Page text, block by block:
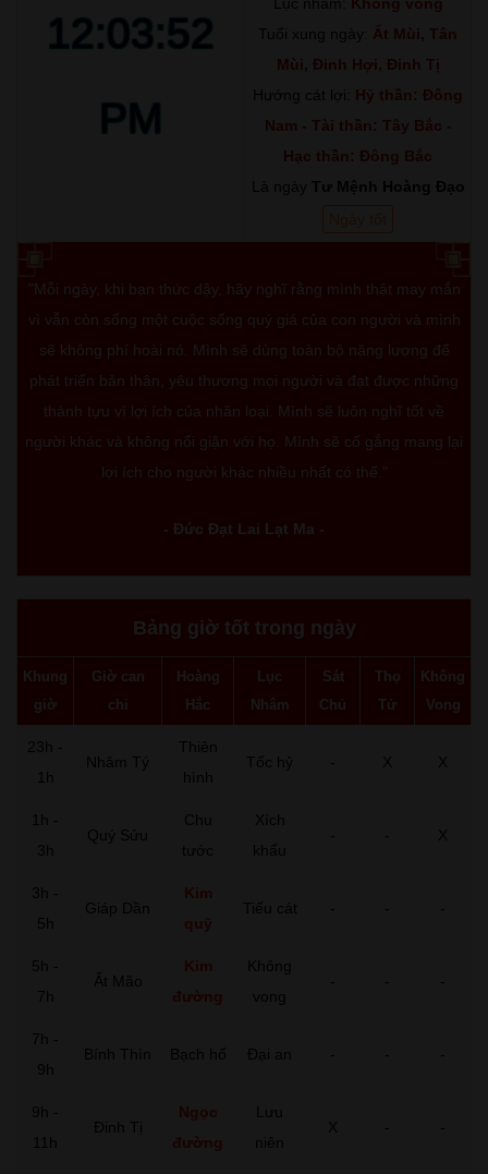
12:03:53
PM
Tuổi xung ngày: Ất Mùi, Tân
Mùi, Đinh Hợi, Đinh Tị
Hướng cát lợi: Hỷ thần: Đông
Nam - Tài thần: Tây Bắc -
Hạc thần: Đông Bắc
Là ngày Tư Mệnh Hoàng Đạo
Ngày tốt
"Mỗi ngày, khi bạn thức dậy, hãy nghĩ rằng mình thật may mắn
vì vẫn còn sống một cuộc sống quý giá của con người và mình
sẽ không phí hoài nó. Mình sẽ dùng toàn bộ năng lượng để
phát triển bản thân, yêu thương mọi người và đạt được những
thành tựu vì lợi ích của nhân loại. Mình sẽ luôn nghĩ tốt về
người khác và không nổi giận với họ. Mình sẽ cố gắng mang lại
lợi ích cho người khác nhiều nhất có thể."
- Đức Đạt Lai Lạt Ma -
Bảng giờ tốt trong ngày
Khung
giờ
Giờ can
chi
Hoàng
Hắc
Lục
Nhâm
Sát
Chủ
Thọ
Tử
Không
Vong
23h -
1h
Nhâm Tý
Thiên
hình
Tốc hỷ - X X
1h -
3h
Quý Sửu
Chu
tước
Xích
khẩu
- - X
3h -
5h
Giáp Dần
Kim
quỹ
Tiểu cát - - -
5h -
7h
Ất Mão
Kim
đường
Không
vong
- - -
7h -
9h
Bính Thìn Bạch hổ Đại an - - -
9h -
11h
Đinh Tị
Ngọc
đường
Lưu
niên
X - -